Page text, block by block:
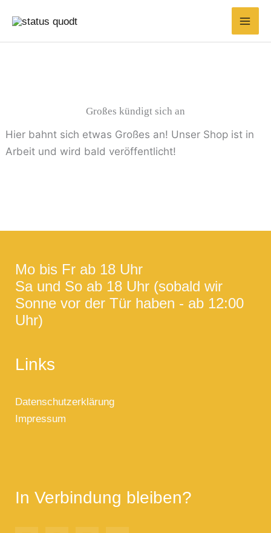
Inhalt
springen
Großes kündigt sich an
Hier bahnt sich etwas Großes an! Unser Shop ist in
Arbeit und wird bald veröffentlicht!
Mo bis Fr ab 18 Uhr
Sa und So ab 18 Uhr (sobald wir
Sonne vor der Tür haben - ab 12:00
Uhr)
Links
Datenschutzerklärung
Impressum
In Verbindung bleiben?